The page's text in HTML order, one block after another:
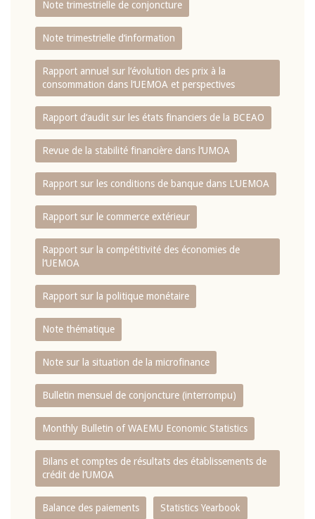
Note trimestrielle de conjoncture
Note trimestrielle d‘information
Rapport annuel sur l‘évolution des prix à la
consommation dans l‘UEMOA et perspectives
Rapport d‘audit sur les états financiers de la BCEAO
Revue de la stabilité financière dans l‘UMOA
Rapport sur les conditions de banque dans L‘UEMOA
Rapport sur le commerce extérieur
Rapport sur la compétitivité des économies de
l‘UEMOA
Rapport sur la politique monétaire
Note thématique
Note sur la situation de la microfinance
Bulletin mensuel de conjoncture (interrompu)
Monthly Bulletin of WAEMU Economic Statistics
Bilans et comptes de résultats des établissements de
crédit de l‘UMOA
Balance des paiements Statistics Yearbook